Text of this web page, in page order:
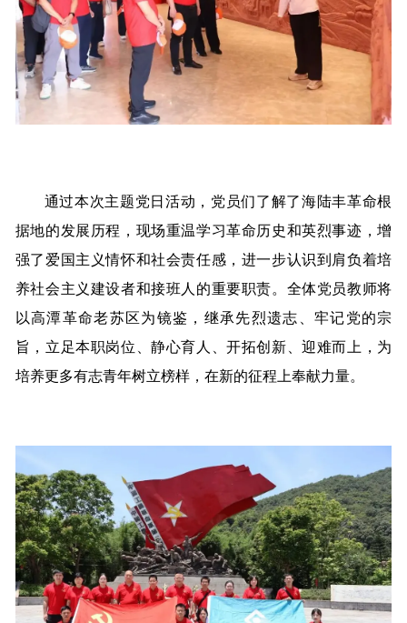
通过本次主题党日活动，党员们了解了海陆丰革命根
据地的发展历程，现场重温学习革命历史和英烈事迹，增
强了爱国主义情怀和社会责任感，进一步认识到肩负着培
养社会主义建设者和接班人的重要职责。全体党员教师将
以高潭革命老苏区为镜鉴，继承先烈遗志、牢记党的宗
旨，立足本职岗位、静心育人、开拓创新、迎难而上，为
培养更多有志青年树立榜样，在新的征程上奉献力量。